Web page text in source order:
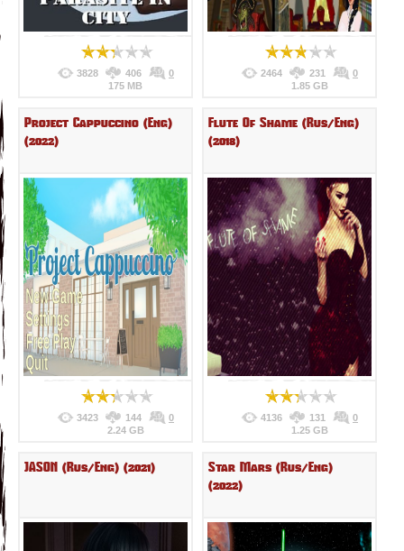
3828 406
0
175 MB
2464 231
0
1.85 GB
Project Cappuccino (Eng)
(2022)
3423 144
0
2.24 GB
Flute Of Shame (Rus/Eng)
(2018)
4136 131
0
1.25 GB
JASON (Rus/Eng) (2021)
Star Mars (Rus/Eng)
(2022)